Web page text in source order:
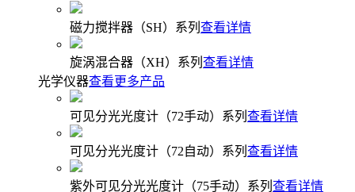
磁力搅拌器（SH）系列 查看详情
旋涡混合器（XH）系列 查看详情
光学仪器查看更多产品
可见分光光度计（72手动）系列 查看详情
可见分光光度计（72自动）系列 查看详情
紫外可见分光光度计（75手动）系列 查看详情